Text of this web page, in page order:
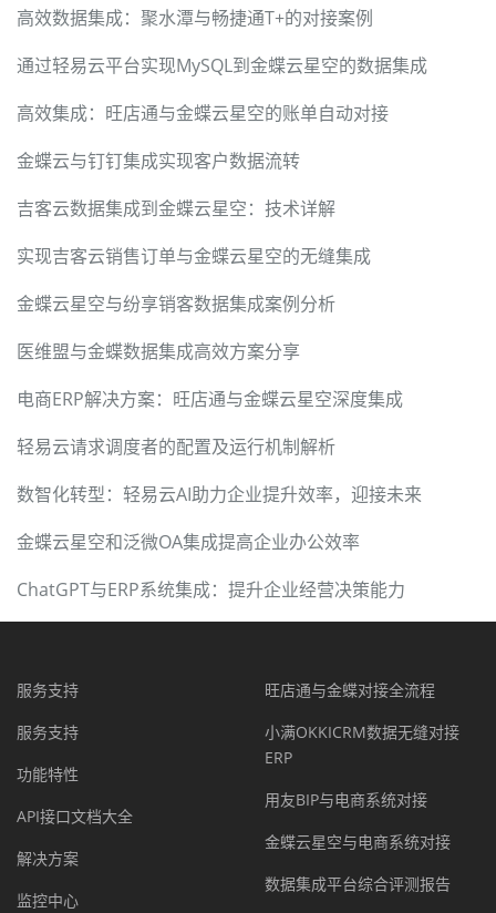
高效数据集成：聚水潭与畅捷通T+的对接案例
通过轻易云平台实现MySQL到金蝶云星空的数据集成
高效集成：旺店通与金蝶云星空的账单自动对接
金蝶云与钉钉集成实现客户数据流转
吉客云数据集成到金蝶云星空：技术详解
实现吉客云销售订单与金蝶云星空的无缝集成
金蝶云星空与纷享销客数据集成案例分析
医维盟与金蝶数据集成高效方案分享
电商ERP解决方案：旺店通与金蝶云星空深度集成
轻易云请求调度者的配置及运行机制解析
数智化转型：轻易云AI助力企业提升效率，迎接未来
金蝶云星空和泛微OA集成提高企业办公效率
ChatGPT与ERP系统集成：提升企业经营决策能力
服务支持
服务支持
功能特性
API接口文档大全
解决方案
监控中心
旺店通与金蝶对接全流程
小满OKKICRM数据无缝对接
ERP
用友BIP与电商系统对接
金蝶云星空与电商系统对接
数据集成平台综合评测报告